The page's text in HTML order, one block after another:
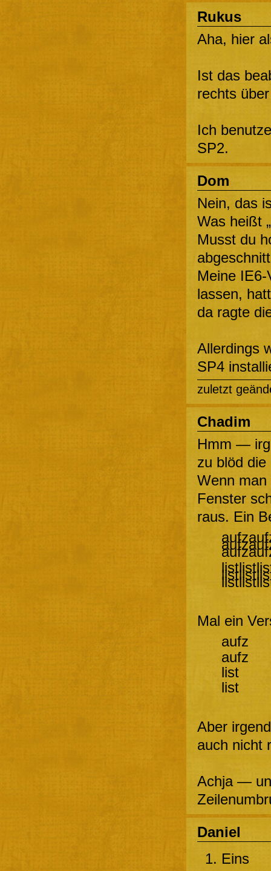
Rukus
Aha, hier
Ist das
rechts
Ich
SP2.
Dom
Nein, das
Was heißt
Musst du
Meine
lassen,
da ragte
Allerdings
SP4
zuletzt
Chadim
Hmm —
zu blöd
Wenn man
Fenster
raus. Ein
Mal ein
aufz
aufz
list
list
Aber
auch nicht
Achja —
Daniel
Eins